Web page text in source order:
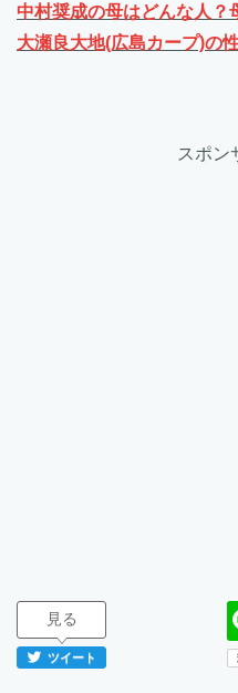
中村奨成の母はどんな人？
大瀬良大地(広島カープ)の
スポン
見る
ツイート